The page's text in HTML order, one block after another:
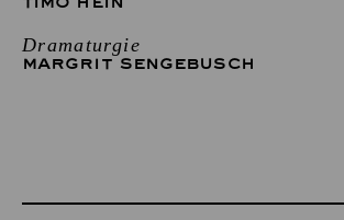
Dramaturgie
MARGRIT SENGEBUSCH